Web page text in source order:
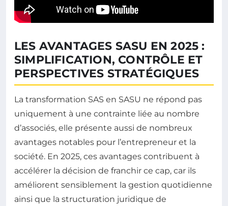
LES AVANTAGES SASU EN 2025 :
SIMPLIFICATION, CONTRÔLE ET
PERSPECTIVES STRATÉGIQUES
La transformation SAS en SASU ne répond pas
uniquement à une contrainte liée au nombre
d’associés, elle présente aussi de nombreux
avantages notables pour l’entrepreneur et la
société. En 2025, ces avantages contribuent à
accélérer la décision de franchir ce cap, car ils
améliorent sensiblement la gestion quotidienne
ainsi que la structuration juridique de